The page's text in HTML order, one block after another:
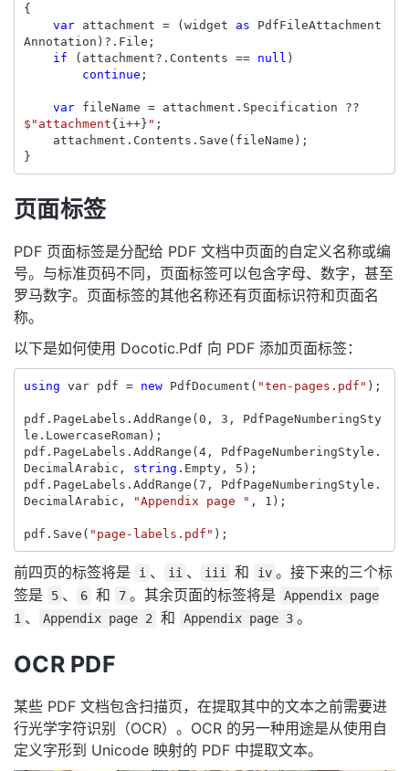
{
var
attachment = ( widget as
PdfFileAttachment
Annotation )?. File ;
if
( attachment?. Contents == null )
continue ;
var fileName = attachment . Specification
??
$"attachment{ i ++} " ;
attachment . Contents . Save ( fileName );
}
页面标签
PDF 页面标签是分配给 PDF 文档中页面的自定义名称或编
号。与标准页码不同，页面标签可以包含字母、数字，甚至
罗马数字。页面标签的其他名称还有页面标识符和页面名
称。
以下是如何使用 Docotic.Pdf 向 PDF 添加页面标签：
using var pdf = new PdfDocument ( "ten-pages.pdf" );
pdf . PageLabels . AddRange ( 0 , 3 ,
PdfPageNumberingSty
le . LowercaseRoman );
pdf . PageLabels . AddRange ( 4, PdfPageNumberingStyle .
DecimalArabic , string . Empty, 5 );
pdf . PageLabels . AddRange ( 7 , PdfPageNumberingStyle .
DecimalArabic , "Appendix page " , 1 );
pdf . Save ( "page-labels.pdf" );
前四页的标签将是 i 、 ii 、 iii 和 iv 。接下来的三个标
签是
5 、 6 和 7 。其余页面的标签将是
Appendix page
1 、 Appendix page 2 和 Appendix page 3 。
OCR PDF
某些 PDF 文档包含扫描页，在提取其中的文本之前需要进
行光学字符识别（OCR）。OCR 的另一种用途是从使用自
定义字形到 Unicode 映射的 PDF 中提取文本。